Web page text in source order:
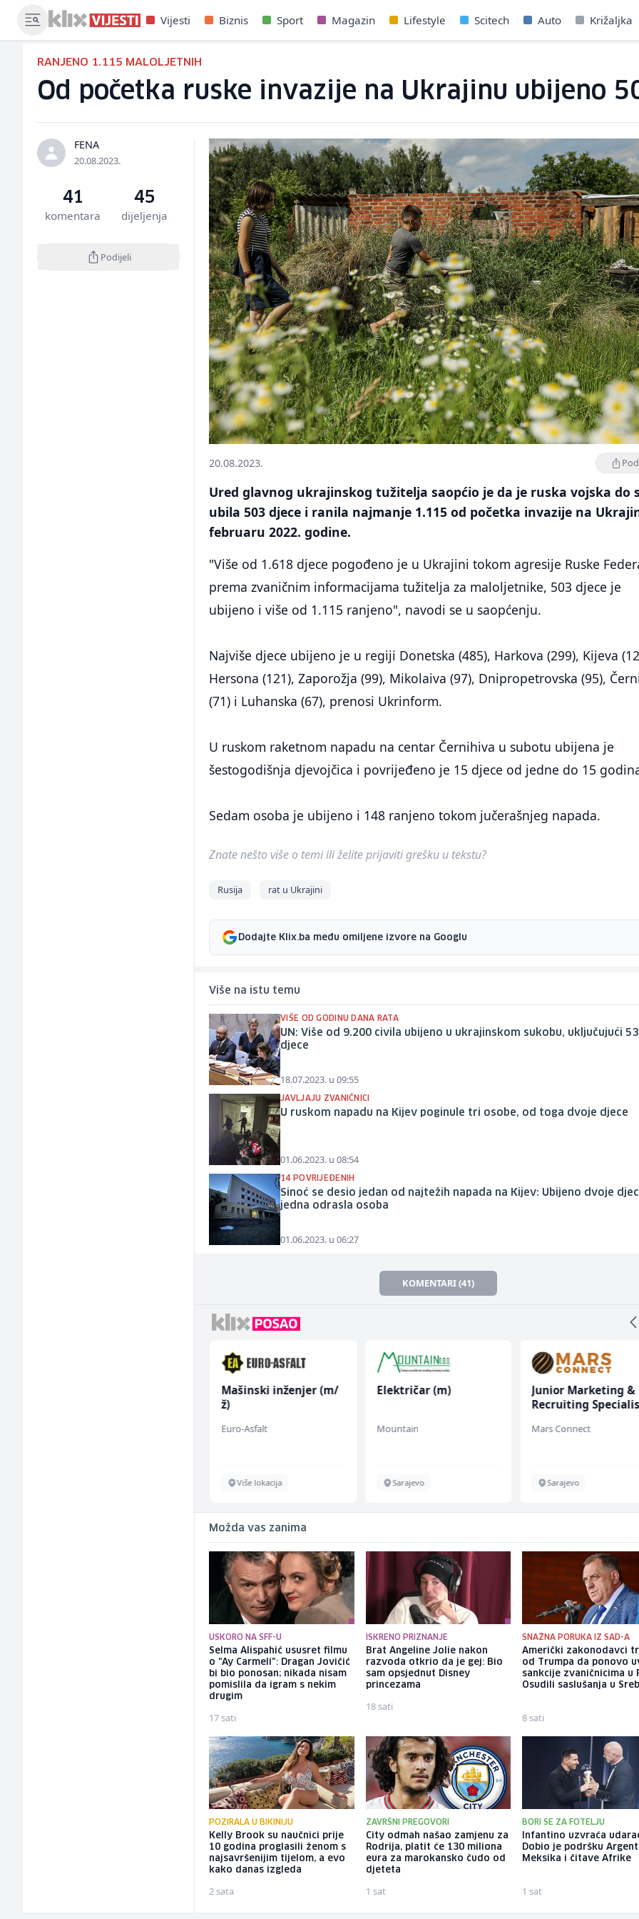
Vijesti Biznis Sport Magazin Lifestyle Scitech Auto Križaljka
RANJENO 1.115 MALOLJETNIH
Od početka ruske invazije na Ukrajinu ubijeno
FENA
20.08.2023.
41
komentara
45
dijeljenja
Podijeli
20.08.2023.
Ured glavnog ukrajinskog tužitelja saopćio je da je ruska vojska do
ubila 503 djece i ranila najmanje 1.115 od početka invazije na
februaru 2022. godine.
"Više od 1.618 djece pogođeno je u Ukrajini tokom agresije Ruske
prema zvaničnim informacijama tužitelja za maloljetnike, 503 djece je
ubijeno i više od 1.115 ranjeno", navodi se u saopćenju.
Najviše djece ubijeno je u regiji Donetska (485), Harkova (299), Kijeva
Hersona (121), Zaporožja (99), Mikolaiva (97), Dnipropetrovska (95),
(71) i Luhanska (67), prenosi Ukrinform.
U ruskom raketnom napadu na centar Černihiva u subotu ubijena je
šestogodišnja djevojčica i povrijeđeno je 15 djece od jedne do 15
Sedam osoba je ubijeno i 148 ranjeno tokom jučerašnjeg napada.
Znate nešto više o temi ili želite prijaviti grešku u tekstu?
Rusija rat u Ukrajini
Dodajte Klix.ba među omiljene izvore na Googlu
Više na istu temu
VIŠE OD GODINU DANA RATA
UN: Više od 9.200 civila ubijeno u ukrajinskom sukobu, uključujući
djece
18.07.2023. u 09:55
JAVLJAJU ZVANIČNICI
U ruskom napadu na Kijev poginule tri osobe, od toga dvoje djece
01.06.2023. u 08:54
14 POVRIJEĐENIH
Sinoć se desio jedan od najtežih napada na Kijev: Ubijeno dvoje
jedna odrasla osoba
01.06.2023. u 06:27
KOMENTARI (41)
Mašinski inženjer (m/
ž)
Euro-Asfalt
Više lokacija
Električar (m)
Mountain
Sarajevo
Junior Marketing &
Recruiting
Mars Connect
Sarajevo
Možda vas zanima
USKORO NA SFF-U
Selma Alispahić ususret filmu
o "Ay Carmeli": Dragan Jovičić
bi bio ponosan; nikada nisam
pomislila da igram s nekim
drugim
17 sati
ISKRENO PRIZNANJE
Brat Angeline Jolie nakon
razvoda otkrio da je gej: Bio
sam opsjednut Disney
princezama
18 sati
SNAŽNA PORUKA IZ SAD-A
Američki zakonodavci
od Trumpa da ponovo
sankcije zvaničnicima u
Osudili saslušanja u
8 sati
POZIRALA U BIKINIJU
Kelly Brook su naučnici prije
10 godina proglasili ženom s
najsavršenijim tijelom, a evo
kako danas izgleda
2 sata
ZAVRŠNI PREGOVORI
City odmah našao zamjenu za
Rodrija, platit će 130 miliona
eura za marokansko čudo od
djeteta
1 sat
BORI SE ZA FOTELJU
Infantino uzvraća
Dobio je podršku
Meksika i čitave Afrike
1 sat